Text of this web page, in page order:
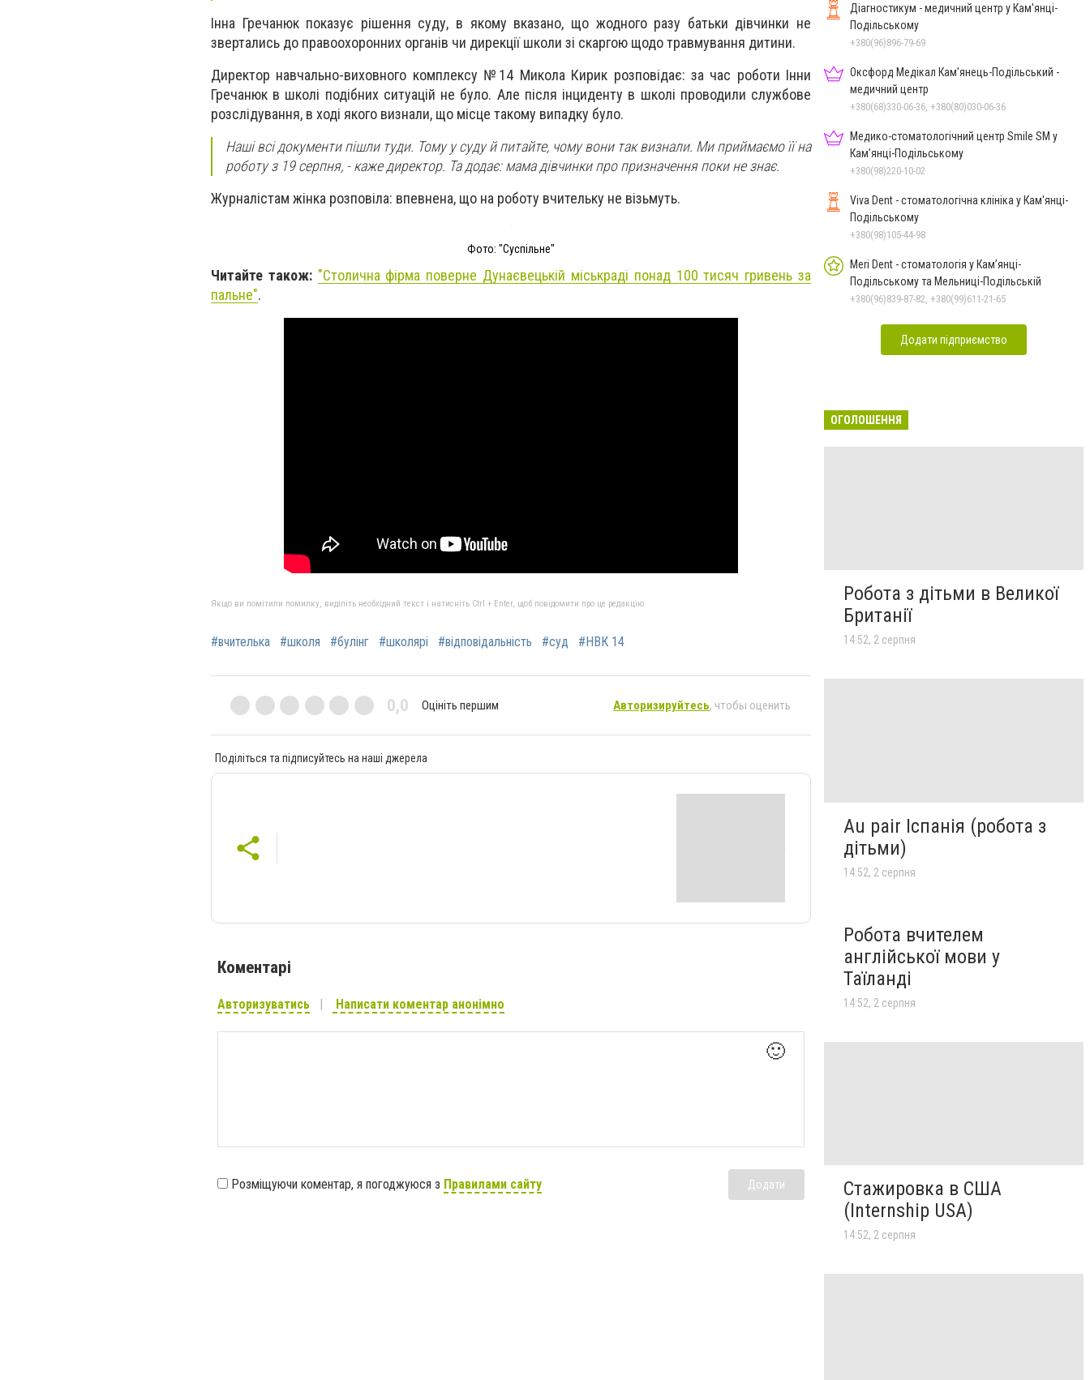
Інна Гречанюк показує рішення суду, в якому вказано, що жодного разу батьки дівчинки не
звертались до правоохоронних органів чи дирекції школи зі скаргою щодо травмування дитини.
Директор навчально-виховного комплексу №14 Микола Кирик розповідає: за час роботи Інни
Гречанюк в школі подібних ситуацій не було. Але після інциденту в школі проводили службове
розслідування, в ході якого визнали, що місце такому випадку було.
Наші всі документи пішли туди. Тому у суду й питайте, чому вони так визнали. Ми приймаємо її на
роботу з 19 серпня, - каже директор. Та додає: мама дівчинки про призначення поки не знає.
Журналістам жінка розповіла: впевнена, що на роботу вчительку не візьмуть.
Фото: "Суспільне"
Читайте також: "Столична фірма поверне Дунаєвецькій міськраді понад 100 тисяч гривень за
пальне".
Якщо ви помітили помилку, виділіть необхідний текст і натисніть Ctrl + Enter, щоб повідомити про це редакцію
#вчителька #школя #булінг #школярі #відповідальність #суд #НВК 14
0,0 Оцініть першим Авторизируйтесь, чтобы оценить
Поділіться та підписуйтесь на наші джерела
Коментарі
Авторизуватись Написати коментар анонімно
🙂
Розміщуючи коментар, я погоджуюся з Правилами сайту Додати
Діагностикум - медичний центр у Кам'янці-
Подільському
+380(96)896-79-69
Оксфорд Медікал Кам’янець-Подільський -
медичний центр
+380(68)330-06-36, +380(80)030-06-36
Медико-стоматологічний центр Smile SM у
Кам’янці-Подільському
+380(98)220-10-02
Viva Dent - стоматологічна клініка у Кам'янці-
Подільському
+380(98)105-44-98
Meri Dent - стоматологія у Кам’янці-
Подільському та Мельниці-Подільській
+380(96)839-87-82, +380(99)611-21-65
Додати підприємство
ОГОЛОШЕННЯ
Робота з дітьми в Великої
Британії
14:52, 2 серпня
Au pair Іспанія (робота з
дітьми)
14:52, 2 серпня
Робота вчителем
англійської мови у
Таїланді
14:52, 2 серпня
Стажировка в США
(Internship USA)
14:52, 2 серпня